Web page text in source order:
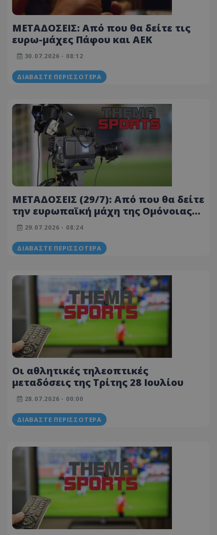
ΜΕΤΑΔΟΣΕΙΣ: Από που θα δείτε τις
ευρω-μάχες Πάφου και ΑΕΚ
30.07.2026 - 08:12
ΔΙΑΒΆΣΤΕ ΠΕΡΙΣΣΌΤΕΡΑ
ΜΕΤΑΔΟΣΕΙΣ (29/7): Από που θα δείτε
την ευρωπαϊκή μάχη της Ομόνοιας
με την Καϊράτ
29.07.2026 - 08:24
ΔΙΑΒΆΣΤΕ ΠΕΡΙΣΣΌΤΕΡΑ
Οι αθλητικές τηλεοπτικές
μεταδόσεις της Τρίτης 28 Ιουλίου
28.07.2026 - 00:00
ΔΙΑΒΆΣΤΕ ΠΕΡΙΣΣΌΤΕΡΑ